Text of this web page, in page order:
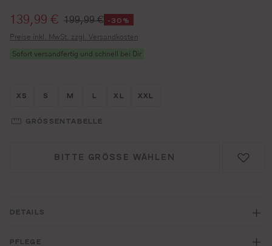
Verkaufspreis:
139,99 € 199,99 € -30%
Preise inkl. MwSt. zzgl. Versandkosten
Sofort versandfertig und schnell bei Dir
Größe wählen
XS Größe wählen
S Größe wählen
M Größe wählen
L Größe wählen
XL Größe wählen
XXL
GRÖSSENTABELLE
BITTE GRÖSSE WÄHLEN
DETAILS
PFLEGE